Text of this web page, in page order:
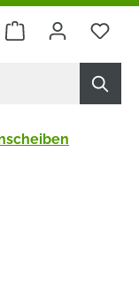
Warenkorb